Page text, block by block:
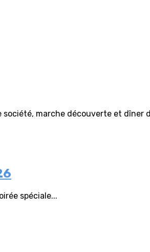
marche découverte et
spéciale...